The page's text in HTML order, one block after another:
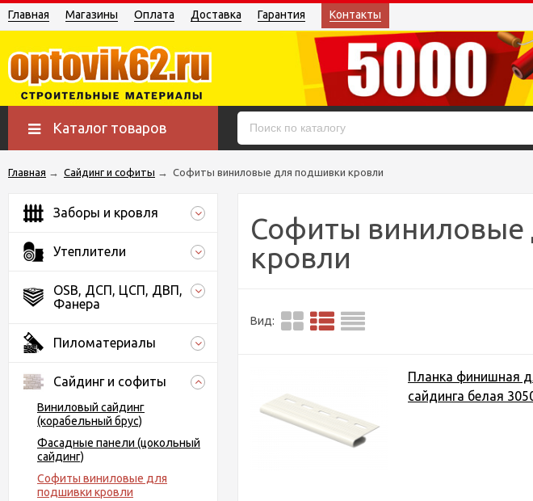
Главная Магазины Оплата Доставка Гарантия Контакты
Каталог товаров
Главная → Сайдинг и софиты → Софиты виниловые для подшивки кровли
Заборы и кровля
Утеплители
OSB, ДСП, ЦСП, ДВП,
Фанера
Пиломатериалы
Сайдинг и софиты
Виниловый сайдинг
(корабельный брус)
Фасадные панели (цокольный
сайдинг)
Софиты виниловые для
подшивки кровли
Софиты виниловые
кровли
Вид:
Планка финишная
сайдинга белая